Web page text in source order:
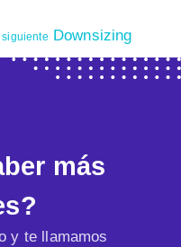
Downsizing
más
y te llamamos